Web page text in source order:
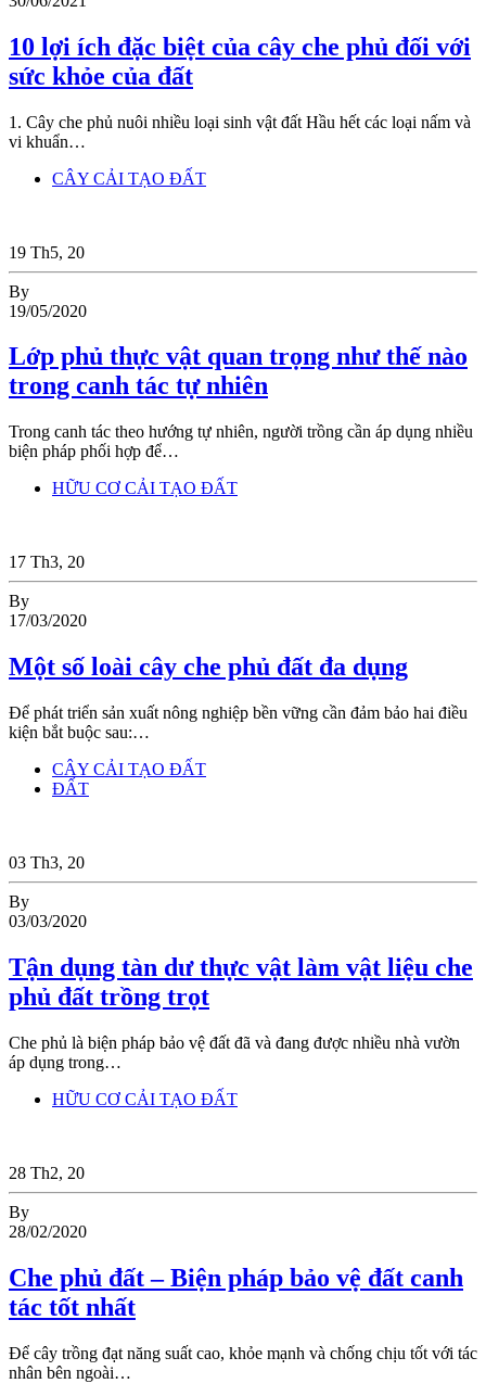
10 lợi ích đặc biệt của cây che phủ đối với
sức khỏe của đất
1. Cây che phủ nuôi nhiều loại sinh vật đất Hầu hết các loại nấm và
vi khuẩn…
CÂY CẢI TẠO ĐẤT
19 Th5, 20
By
19/05/2020
Lớp phủ thực vật quan trọng như thế nào
trong canh tác tự nhiên
Trong canh tác theo hướng tự nhiên, người trồng cần áp dụng nhiều
biện pháp phối hợp để…
HỮU CƠ CẢI TẠO ĐẤT
17 Th3, 20
By
17/03/2020
Một số loài cây che phủ đất đa dụng
Để phát triển sản xuất nông nghiệp bền vững cần đảm bảo hai điều
kiện bắt buộc sau:…
CÂY CẢI TẠO ĐẤT
ĐẤT
03 Th3, 20
By
03/03/2020
Tận dụng tàn dư thực vật làm vật liệu che
phủ đất trồng trọt
Che phủ là biện pháp bảo vệ đất đã và đang được nhiều nhà vườn
áp dụng trong…
HỮU CƠ CẢI TẠO ĐẤT
28 Th2, 20
By
28/02/2020
Che phủ đất – Biện pháp bảo vệ đất canh
tác tốt nhất
Để cây trồng đạt năng suất cao, khỏe mạnh và chống chịu tốt với tác
nhân bên ngoài…